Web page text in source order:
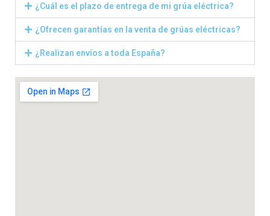
¿Cuál es el plazo de entrega de mi grúa eléctrica?
¿Ofrecen garantías en la venta de grúas eléctricas?
¿Realizan envíos a toda España?